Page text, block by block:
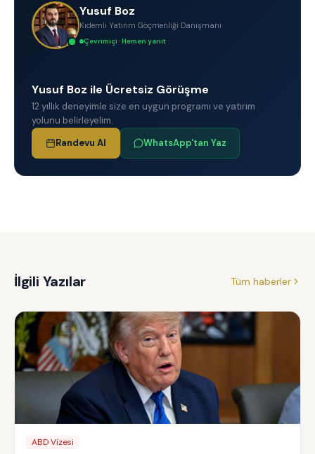
Yusuf Boz
Kıdemli Yatırım Göçmenliği Danışmanı
Çevrimiçi · Hemen yanıt
Yusuf Boz ile Ücretsiz Görüşme
12 yıllık deneyimle size en uygun programı ve yatırım
yolunu belirleyelim.
Randevu Al
WhatsApp'tan Yaz
İlgili Yazılar Tüm haberler
ABD Vizesi